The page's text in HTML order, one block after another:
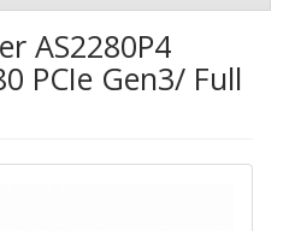
AS2280P4
PCIe Gen3/ Full